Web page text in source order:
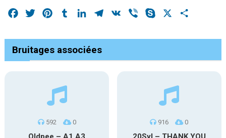
Facebook
Twitter PinterestTumblrLinkedInTelegram
VK Viber Skype
Bruitages associées
592 0 916 0